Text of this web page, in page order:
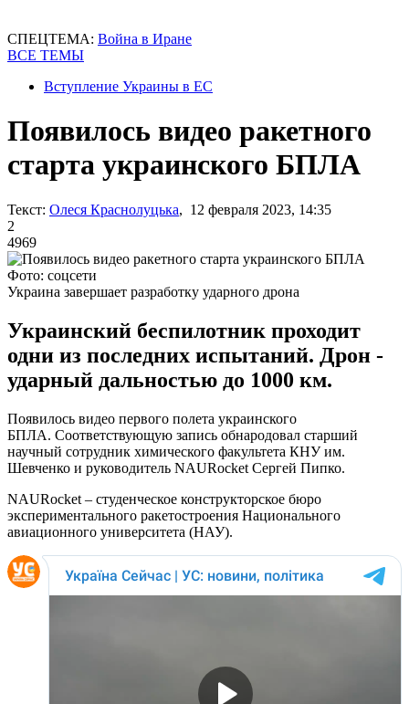
СПЕЦТЕМА: Война в Иране
ВСЕ ТЕМЫ
Вступление Украины в ЕС
Появилось видео ракетного
старта украинского БПЛА
Текст: Олеся Краснолуцька, 12 февраля 2023, 14:35
2
4969
Фото: соцсети
Украина завершает разработку ударного дрона
Украинский беспилотник проходит
одни из последних испытаний. Дрон -
ударный дальностью до 1000 км.
Появилось видео первого полета украинского
БПЛА. Соответствующую запись обнародовал старший
научный сотрудник химического факультета КНУ им.
Шевченко и руководитель NAURocket Сергей Пипко.
NAURocket – студенческое конструкторское бюро
экспериментального ракетостроения Национального
авиационного университета (НАУ).